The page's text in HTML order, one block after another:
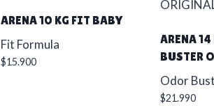
ARENA 10 KG FIT BABY
Fit Formula
$15.900
ARENA
BUSTER
Odor
$21.990